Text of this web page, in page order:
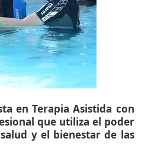
en Terapia Asistida con
que utiliza el poder
y el bienestar de las